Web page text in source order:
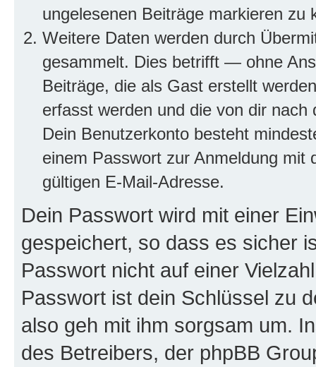
ungelesenen Beiträge markieren zu
Weitere Daten werden durch
gesammelt. Dies betrifft — ohne
Beiträge, die als Gast erstellt
erfasst werden und die von dir
Dein Benutzerkonto besteht
einem Passwort zur Anmeldung mit
gültigen E-Mail-Adresse.
Dein Passwort wird mit einer
gespeichert, so dass es sicher
Passwort nicht auf einer
Passwort ist dein Schlüssel zu
also geh mit ihm sorgsam um.
des Betreibers, der phpBB